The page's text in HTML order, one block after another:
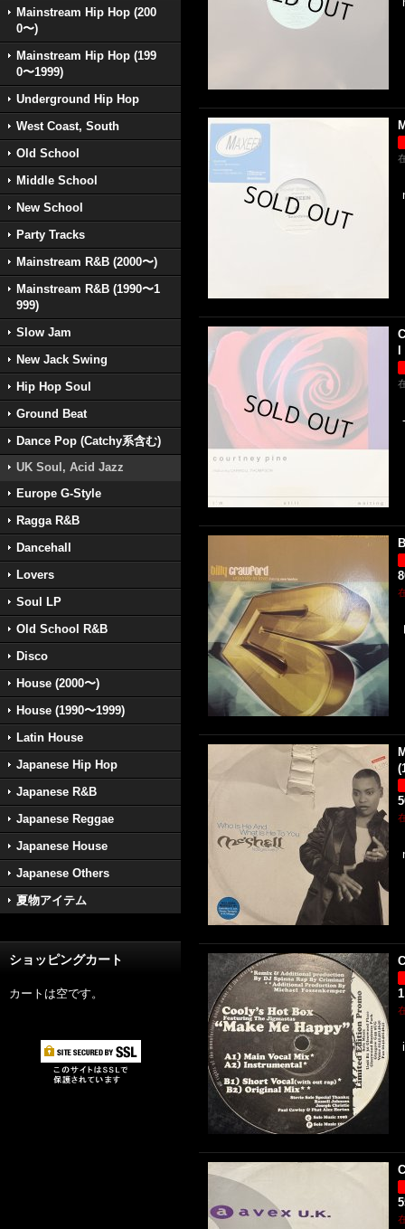
Mainstream Hip Hop (200
0〜)
Mainstream Hip Hop (199
0〜1999)
Underground Hip Hop
West Coast, South
Old School
Middle School
New School
Party Tracks
Mainstream R&B (2000〜)
Mainstream R&B (1990〜1
999)
Slow Jam
New Jack Swing
Hip Hop Soul
Ground Beat
Dance Pop (Catchy系含む)
UK Soul, Acid Jazz
Europe G-Style
Ragga R&B
Dancehall
Lovers
Soul LP
Old School R&B
Disco
House (2000〜)
House (1990〜1999)
Latin House
Japanese Hip Hop
Japanese R&B
Japanese Reggae
Japanese House
Japanese Others
夏物アイテム
ショッピングカート
カートは空です。